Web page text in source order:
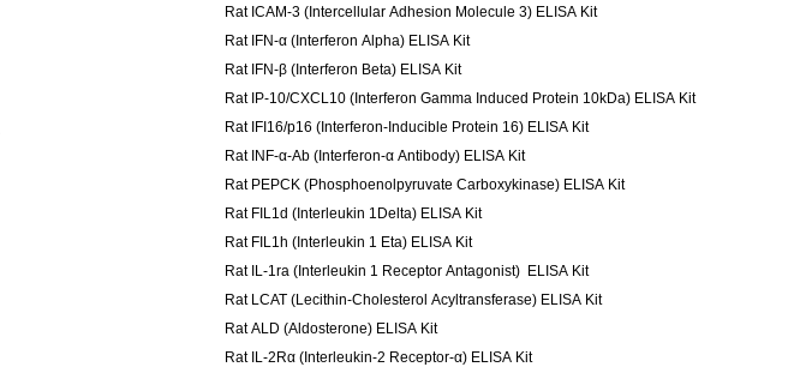
Rat ICAM-3 (Intercellular Adhesion Molecule 3) ELISA Kit
Rat IFN-α (Interferon Alpha) ELISA Kit
Rat IFN-β (Interferon Beta) ELISA Kit
Rat IP-10/CXCL10 (Interferon Gamma Induced Protein 10kDa) ELISA Kit
Rat IFI16/p16 (Interferon-Inducible Protein 16) ELISA Kit
Rat INF-α-Ab (Interferon-α Antibody) ELISA Kit
Rat PEPCK (Phosphoenolpyruvate Carboxykinase) ELISA Kit
Rat FIL1d (Interleukin 1Delta) ELISA Kit
Rat FIL1h (Interleukin 1 Eta) ELISA Kit
Rat IL-1ra (Interleukin 1 Receptor Antagonist) ELISA Kit
Rat LCAT (Lecithin-Cholesterol Acyltransferase) ELISA Kit
Rat ALD (Aldosterone) ELISA Kit
Rat IL-2Rα (Interleukin-2 Receptor-α) ELISA Kit